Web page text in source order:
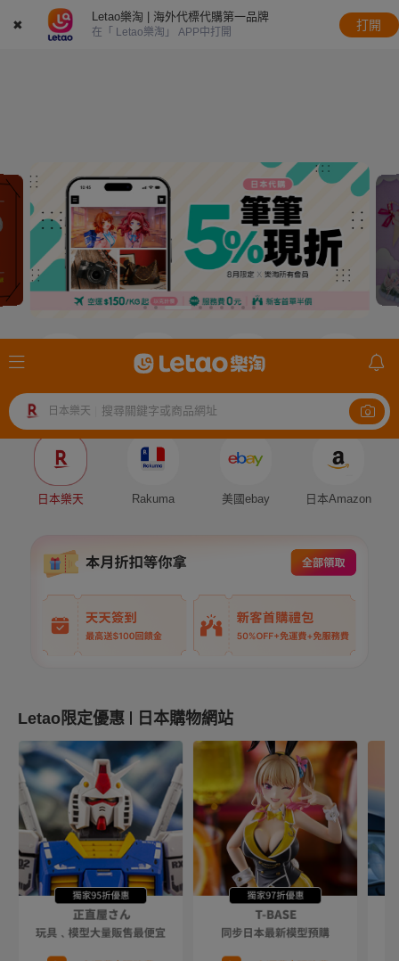
✖
Letao樂淘 | 海外代標代購第一品牌
在「 Letao樂淘」 APP中打開
打開
日本樂天 搜尋關鍵字或商品網址
Auction
Fleamarket
mercari
日本樂天 Rakuma 美國ebay 日本Amazon
Letao限定優惠 日本購物網站